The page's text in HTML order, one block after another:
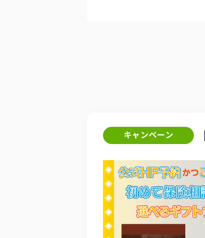
キャンペーン